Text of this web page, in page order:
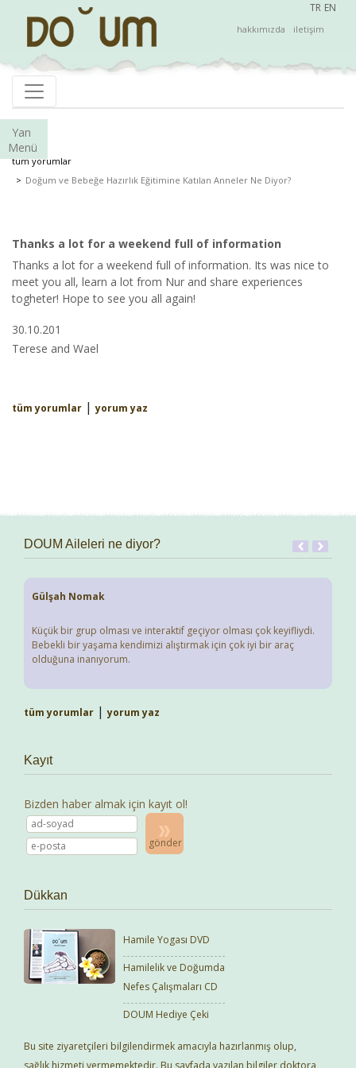
Yan
Menü
TR EN
hakkımızda iletişim
tüm yorumlar
Doğum ve Bebeğe Hazırlık Eğitimine Katılan Anneler Ne Diyor?
Thanks a lot for a weekend full of information
Thanks a lot for a weekend full of information. Its was nice to
meet you all, learn a lot from Nur and share experiences
togheter! Hope to see you all again!
30.10.201
Terese and Wael
tüm yorumlar |yorum yaz
DOUM Aileleri ne diyor?
Gülşah Nomak
Küçük bir grup olması ve interaktif geçiyor olması çok keyifliydi.
Bebekli bir yaşama kendimizi alıştırmak için çok iyi bir araç
olduğuna inanıyorum.
tüm yorumlar |yorum yaz
Kayıt
Bizden haber almak için kayıt ol!
gönder
Dükkan
Hamile Yogası DVD
Hamilelik ve Doğumda
Nefes Çalışmaları CD
DOUM Hediye Çeki
Bu site ziyaretçileri bilgilendirmek amacıyla hazırlanmış olup,
sağlık hizmeti vermemektedir. Bu sayfada yazılan bilgiler doktora